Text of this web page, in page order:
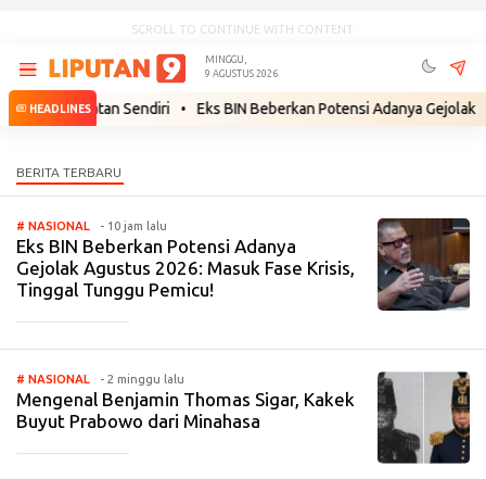
SCROLL TO CONTINUE WITH CONTENT
MINGGU,
9 AGUSTUS 2026
HEADLINES
Kekuatan Sendiri • Eks BIN Beberkan Potensi Adanya Gejolak
# NASIONAL - 10 jam lalu
Eks BIN Beberkan Potensi Adanya
Gejolak Agustus 2026: Masuk Fase Krisis,
Tinggal Tunggu Pemicu!
# NASIONAL - 2 minggu lalu
Mengenal Benjamin Thomas Sigar, Kakek
Buyut Prabowo dari Minahasa